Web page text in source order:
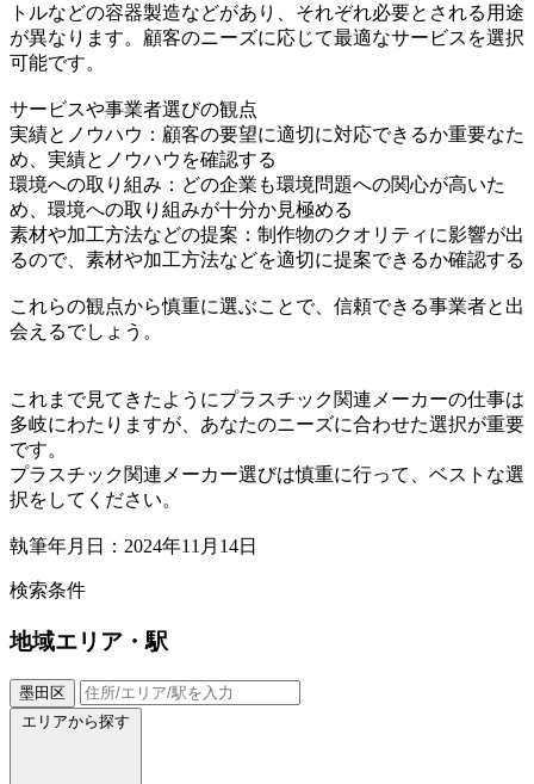
トルなどの容器製造などがあり、それぞれ必要とされる用途
が異なります。顧客のニーズに応じて最適なサービスを選択
可能です。
サービスや事業者選びの観点
実績とノウハウ：顧客の要望に適切に対応できるか重要なた
め、実績とノウハウを確認する
環境への取り組み：どの企業も環境問題への関心が高いた
め、環境への取り組みが十分か見極める
素材や加工方法などの提案：制作物のクオリティに影響が出
るので、素材や加工方法などを適切に提案できるか確認する
これらの観点から慎重に選ぶことで、信頼できる事業者と出
会えるでしょう。
これまで見てきたようにプラスチック関連メーカーの仕事は
多岐にわたりますが、あなたのニーズに合わせた選択が重要
です。
プラスチック関連メーカー選びは慎重に行って、ベストな選
択をしてください。
執筆年月日：2024年11月14日
検索条件
地域エリア・駅
墨田区
エリアから探す